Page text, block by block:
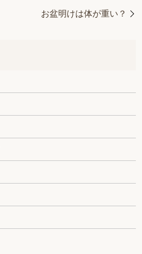
お盆明けは体が重い？